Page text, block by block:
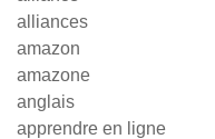
alliances
amazon
amazone
anglais
apprendre en ligne